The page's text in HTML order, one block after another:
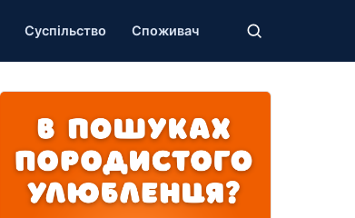
Суспільство Споживач